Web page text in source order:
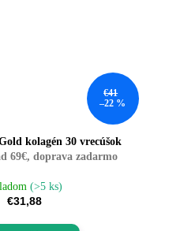
€41
–22 %
kolagén 30 vrecúšok
69€, doprava zadarmo
(>5 ks)
€31,88